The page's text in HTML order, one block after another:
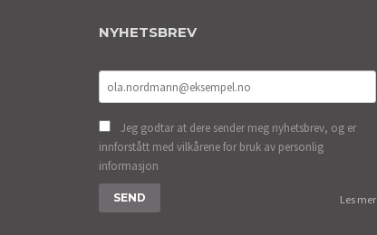
NYHETSBREV
Jeg godtar at dere sender meg nyhetsbrev, og er
innforstått med vilkårene for bruk av personlig
informasjon
Les mer